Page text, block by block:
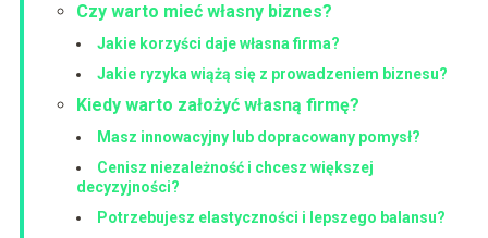
Czy warto mieć własny biznes?
Jakie korzyści daje własna firma?
Jakie ryzyka wiążą się z prowadzeniem biznesu?
Kiedy warto założyć własną firmę?
Masz innowacyjny lub dopracowany pomysł?
Cenisz niezależność i chcesz większej
decyzyjności?
Potrzebujesz elastyczności i lepszego balansu?